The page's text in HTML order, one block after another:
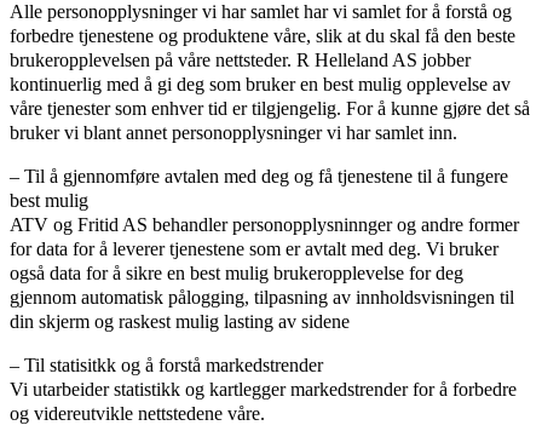
Alle personopplysninger vi har samlet har vi samlet for å forstå og
forbedre tjenestene og produktene våre, slik at du skal få den beste
brukeropplevelsen på våre nettsteder. R Helleland AS jobber
kontinuerlig med å gi deg som bruker en best mulig opplevelse av
våre tjenester som enhver tid er tilgjengelig. For å kunne gjøre det så
bruker vi blant annet personopplysninger vi har samlet inn.
– Til å gjennomføre avtalen med deg og få tjenestene til å fungere
best mulig
ATV og Fritid AS behandler personopplysninnger og andre former
for data for å leverer tjenestene som er avtalt med deg. Vi bruker
også data for å sikre en best mulig brukeropplevelse for deg
gjennom automatisk pålogging, tilpasning av innholdsvisningen til
din skjerm og raskest mulig lasting av sidene
– Til statisitkk og å forstå markedstrender
Vi utarbeider statistikk og kartlegger markedstrender for å forbedre
og videreutvikle nettstedene våre.